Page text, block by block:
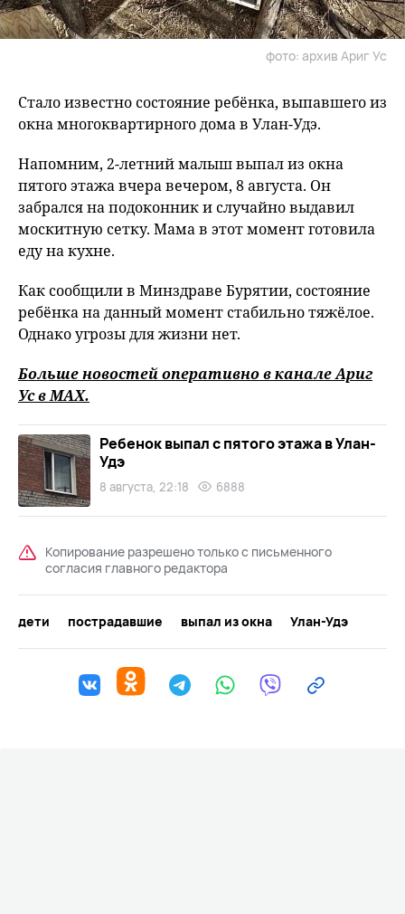
фото: архив Ариг Ус
Стало известно состояние ребёнка, выпавшего из
окна многоквартирного дома в Улан-Удэ.
Напомним, 2-летний малыш выпал из окна
пятого этажа вчера вечером, 8 августа. Он
забрался на подоконник и случайно выдавил
москитную сетку. Мама в этот момент готовила
еду на кухне.
Как сообщили в Минздраве Бурятии, состояние
ребёнка на данный момент стабильно тяжёлое.
Однако угрозы для жизни нет.
Больше новостей оперативно в канале Ариг
Ус вMAХ.
Ребенок выпал с пятого этажа в Улан-
Удэ
8 августа, 22:18 6888
Копирование разрешено только с письменного
согласия главного редактора
дети пострадавшие выпал из окна Улан-Удэ